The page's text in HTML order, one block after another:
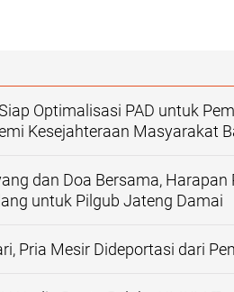
Optimalisasi PAD untuk
Kesejahteraan Masyarakat
dan Doa Bersama, Harapan
untuk Pilgub Jateng Damai
Pria Mesir Dideportasi dari